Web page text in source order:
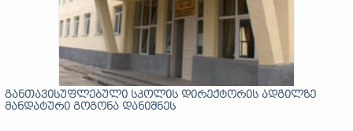
განთავისუფლებული სკოლის დირექტორის ადგილზე
მანდატური გოგონა დანიშნეს